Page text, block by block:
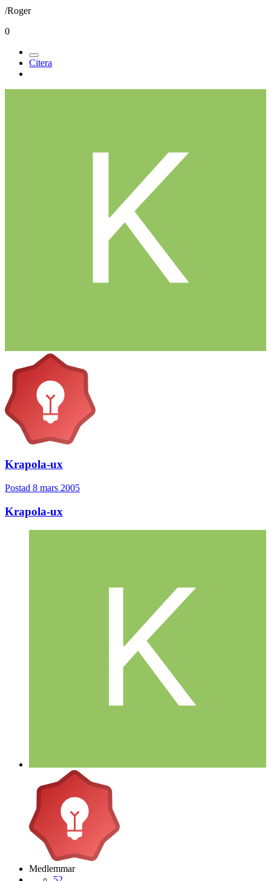
/Roger
0
Citera
Krapola-ux
Postad 8 mars 2005
Krapola-ux
Medlemmar